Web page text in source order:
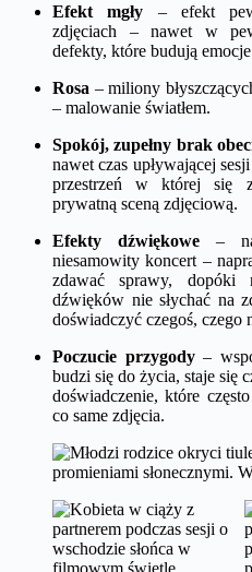
Efekt mgły – efekt
zdjęciach – nawet w
defekty, które budują
Rosa – miliony
– malowanie światłem.
Spokój, zupełny brak
nawet czas upływającej
przestrzeń w której się
prywatną sceną zdjęciową.
Efekty dźwiękowe–
niesamowity koncert –
zdawać sprawy, dopóki
dźwięków nie słychać na
doświadczyć czegoś, czego
Poczucie przygody–
budzi się do życia, staje się
doświadczenie, które
co same zdjęcia.